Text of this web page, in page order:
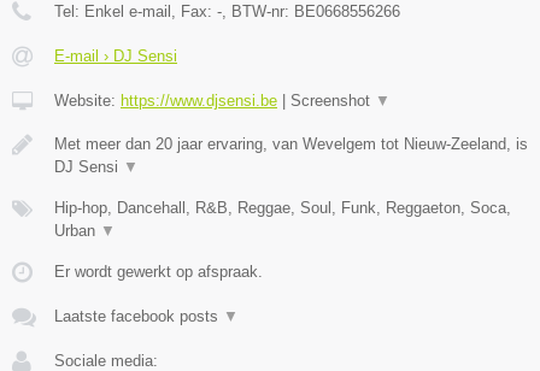
Tel: Enkel e-mail , Fax: - , BTW-nr: BE0668556266
E-mail › DJ Sensi
Website: https://www.djsensi.be Screenshot ▼
Met meer dan 20 jaar ervaring, van Wevelgem tot Nieuw-Zeeland, is
DJ Sensi ▼
Hip-hop, Dancehall, R&B, Reggae, Soul, Funk, Reggaeton, Soca,
Urban ▼
Er wordt gewerkt op afspraak.
Laatste facebook posts ▼
Sociale media: